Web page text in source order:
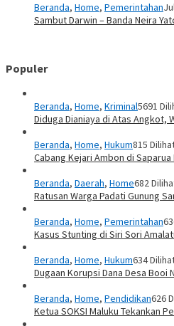
Beranda, Home, Pemerintahan
Sambut Darwin – Banda Neira
Populer
Beranda, Home, Kriminal5691
Diduga Dianiaya di Atas Angkot,
Beranda, Home, Hukum815
Cabang Kejari Ambon di
Beranda, Daerah, Home682
Ratusan Warga Padati Gunung
Beranda, Home, Pemerintahan
Kasus Stunting di Siri Sori
Beranda, Home, Hukum634
Dugaan Korupsi Dana Desa Booi
Beranda, Home, Pendidikan626
Ketua SOKSI Maluku Tekankan